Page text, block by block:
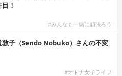
！
#みんなも一緒に頑張ろう
敦子（Sendo Nobuko）さんの不変
#オトナ女子ライフ